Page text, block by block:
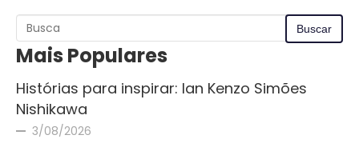
Mais Populares
Histórias para inspirar: Ian Kenzo Simões
Nishikawa
3/08/2026